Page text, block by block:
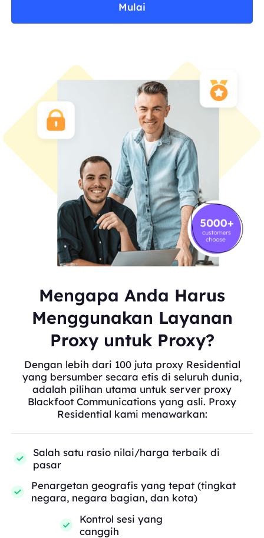
Mulai
Mengapa Anda Harus
Menggunakan Layanan
Proxy untuk Proxy?
Dengan lebih dari 100 juta proxy Residential
yang bersumber secara etis di seluruh dunia,
adalah pilihan utama untuk server proxy
Blackfoot Communications yang asli. Proxy
Residential kami menawarkan:
Salah satu rasio nilai/harga terbaik di
pasar
Penargetan geografis yang tepat (tingkat
negara, negara bagian, dan kota)
Kontrol sesi yang
canggih